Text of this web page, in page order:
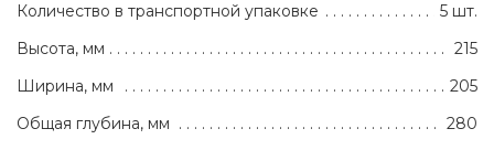
Количество в транспортной упаковке
5 шт.
Высота, мм
215
Ширина, мм
205
Общая глубина, мм
280